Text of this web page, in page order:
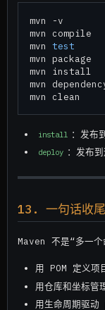
mvn -v
mvn compile
mvn test
mvn package
mvn install
mvn
install ：发布
deploy ：发布
13. 一句话收尾
Maven 不是“多一个
用 POM 定义项
用仓库和坐标管
用生命周期驱